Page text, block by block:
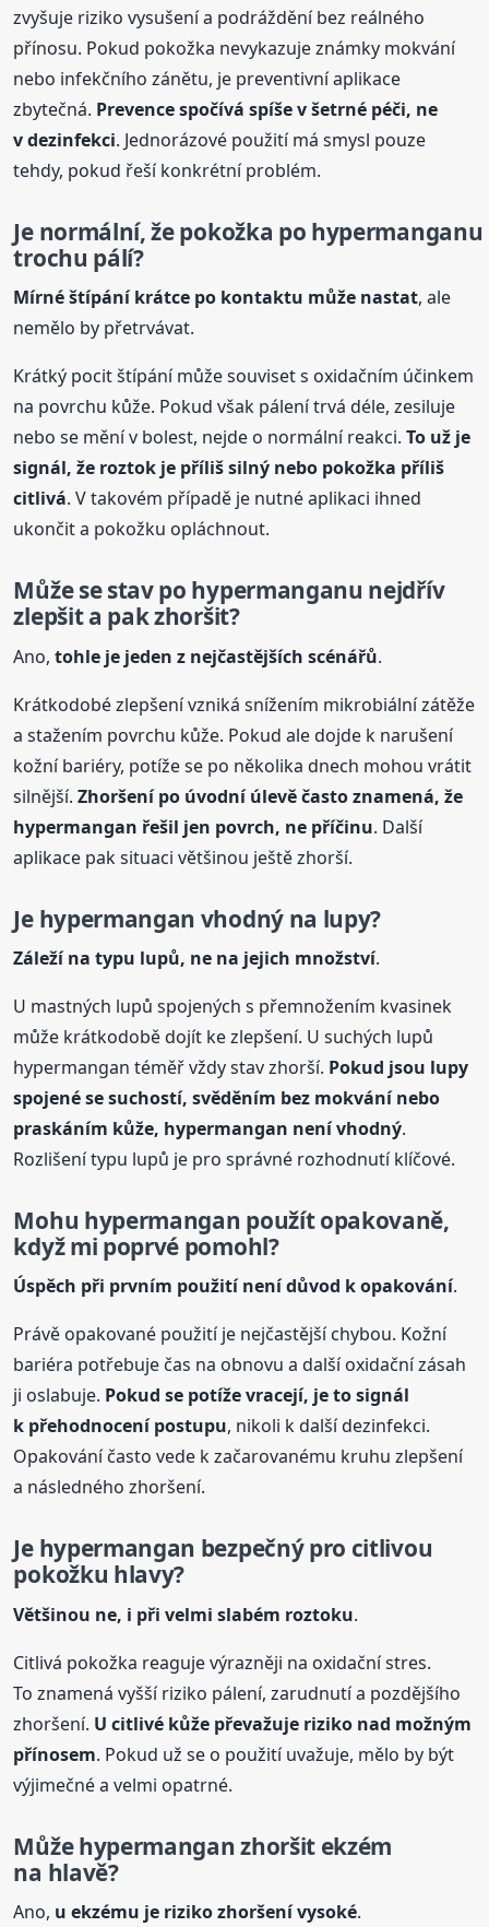
zvyšuje riziko vysušení a podráždění bez reálného
přínosu. Pokud pokožka nevykazuje známky mokvání
nebo infekčního zánětu, je preventivní aplikace
zbytečná. Prevence spočívá spíše v šetrné péči, ne
v dezinfekci. Jednorázové použití má smysl pouze
tehdy, pokud řeší konkrétní problém.
Je normální, že pokožka po hypermanganu
trochu pálí?
Mírné štípání krátce po kontaktu může nastat, ale
nemělo by přetrvávat.
Krátký pocit štípání může souviset s oxidačním účinkem
na povrchu kůže. Pokud však pálení trvá déle, zesiluje
nebo se mění v bolest, nejde o normální reakci.To už je
signál, že roztok je příliš silný nebo pokožka příliš
citlivá. V takovém případě je nutné aplikaci ihned
ukončit a pokožku opláchnout.
Může se stav po hypermanganu nejdřív
zlepšit a pak zhoršit?
Ano,tohle je jeden z nejčastějších scénářů.
Krátkodobé zlepšení vzniká snížením mikrobiální zátěže
a stažením povrchu kůže. Pokud ale dojde k narušení
kožní bariéry, potíže se po několika dnech mohou vrátit
silnější.Zhoršení po úvodní úlevě často znamená, že
hypermangan řešil jen povrch, ne příčinu. Další
aplikace pak situaci většinou ještě zhorší.
Je hypermangan vhodný na lupy?
Záleží na typu lupů, ne na jejich množství.
U mastných lupů spojených s přemnožením kvasinek
může krátkodobě dojít ke zlepšení. U suchých lupů
hypermangan téměř vždy stav zhorší. Pokud jsou lupy
spojené se suchostí, svěděním bez mokvání nebo
praskáním kůže, hypermangan není vhodný.
Rozlišení typu lupů je pro správné rozhodnutí klíčové.
Mohu hypermangan použít opakovaně,
když mi poprvé pomohl?
Úspěch při prvním použití není důvod k opakování.
Právě opakované použití je nejčastější chybou. Kožní
bariéra potřebuje čas na obnovu a další oxidační zásah
ji oslabuje. Pokud se potíže vracejí, je to signál
k přehodnocení postupu, nikoli k další dezinfekci.
Opakování často vede k začarovanému kruhu zlepšení
a následného zhoršení.
Je hypermangan bezpečný pro citlivou
pokožku hlavy?
Většinou ne, i při velmi slabém roztoku.
Citlivá pokožka reaguje výrazněji na oxidační stres.
To znamená vyšší riziko pálení, zarudnutí a pozdějšího
zhoršení. U citlivé kůže převažuje riziko nad možným
přínosem. Pokud už se o použití uvažuje, mělo by být
výjimečné a velmi opatrné.
Může hypermangan zhoršit ekzém
na hlavě?
Ano, u ekzému je riziko zhoršení vysoké.